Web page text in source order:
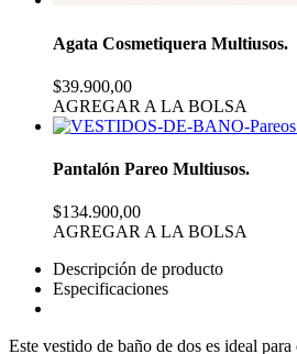
Agata Cosmetiquera Multiusos.
$39.900,00
AGREGAR A LA BOLSA
Pantalón Pareo Multiusos.
$134.900,00
AGREGAR A LA BOLSA
Descripción de producto
Especificaciones
Este vestido de baño de dos es ideal